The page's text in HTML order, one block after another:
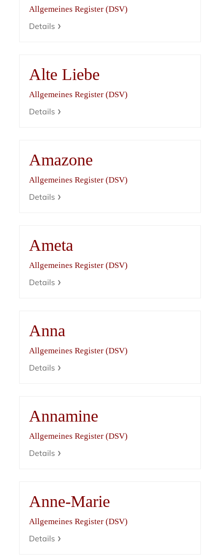
Allgemeines Register (DSV)
Details
Alte Liebe
Allgemeines Register (DSV)
Details
Amazone
Allgemeines Register (DSV)
Details
Ameta
Allgemeines Register (DSV)
Details
Anna
Allgemeines Register (DSV)
Details
Annamine
Allgemeines Register (DSV)
Details
Anne-Marie
Allgemeines Register (DSV)
Details